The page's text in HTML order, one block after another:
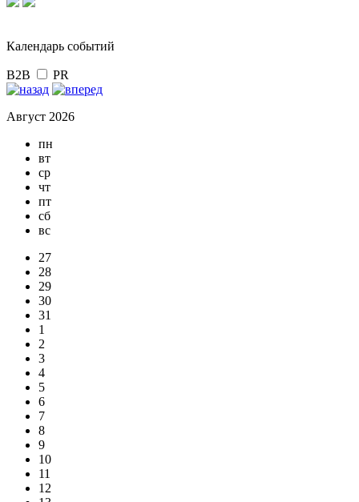
Календарь событий
B2B PR
Август 2026
пн
вт
ср
чт
пт
сб
вс
27
28
29
30
31
1
2
3
4
5
6
7
8
9
10
11
12